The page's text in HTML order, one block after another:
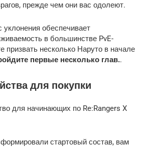
прежде чем они вас одолеют.
уклонения обеспечивает
в большинстве PvE-
призвать несколько Наруто в начале
первые несколько глав..
для покупки
стартовый состав, вам